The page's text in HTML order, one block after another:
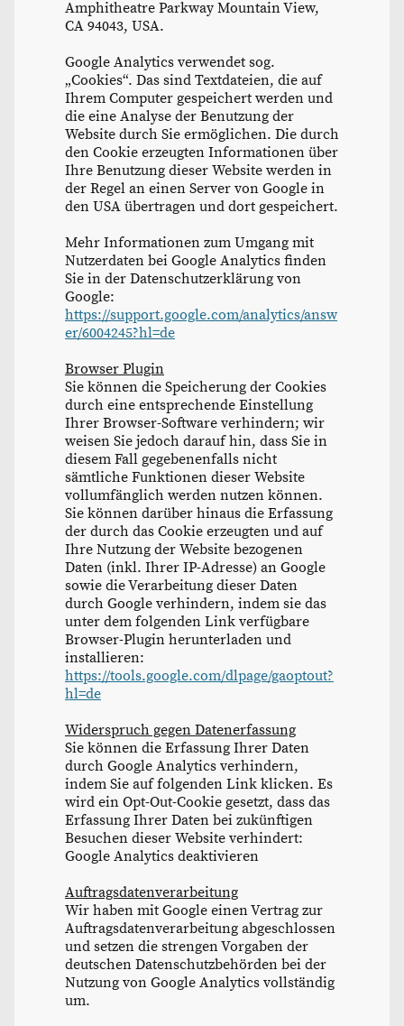
Amphitheatre Parkway Mountain View,
CA 94043, USA.
Google Analytics verwendet sog.
„Cookies“. Das sind Textdateien, die auf
Ihrem Computer gespeichert werden und
die eine Analyse der Benutzung der
Website durch Sie ermöglichen. Die durch
den Cookie erzeugten Informationen über
Ihre Benutzung dieser Website werden in
der Regel an einen Server von Google in
den USA übertragen und dort gespeichert.
Mehr Informationen zum Umgang mit
Nutzerdaten bei Google Analytics finden
Sie in der Datenschutzerklärung von
Google:
https://support.google.com/analytics/answ
er/6004245?hl=de
Browser Plugin
Sie können die Speicherung der Cookies
durch eine entsprechende Einstellung
Ihrer Browser-Software verhindern; wir
weisen Sie jedoch darauf hin, dass Sie in
diesem Fall gegebenenfalls nicht
sämtliche Funktionen dieser Website
vollumfänglich werden nutzen können.
Sie können darüber hinaus die Erfassung
der durch das Cookie erzeugten und auf
Ihre Nutzung der Website bezogenen
Daten (inkl. Ihrer IP-Adresse) an Google
sowie die Verarbeitung dieser Daten
durch Google verhindern, indem sie das
unter dem folgenden Link verfügbare
Browser-Plugin herunterladen und
installieren:
https://tools.google.com/dlpage/gaoptout?
hl=de
Widerspruch gegen Datenerfassung
Sie können die Erfassung Ihrer Daten
durch Google Analytics verhindern,
indem Sie auf folgenden Link klicken. Es
wird ein Opt-Out-Cookie gesetzt, dass das
Erfassung Ihrer Daten bei zukünftigen
Besuchen dieser Website verhindert:
Google Analytics deaktivieren
Auftragsdatenverarbeitung
Wir haben mit Google einen Vertrag zur
Auftragsdatenverarbeitung abgeschlossen
und setzen die strengen Vorgaben der
deutschen Datenschutzbehörden bei der
Nutzung von Google Analytics vollständig
um.